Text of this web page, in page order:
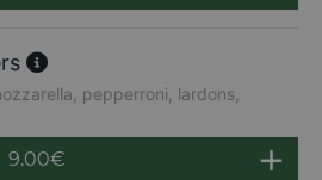
pepperroni, lardons,
9.00€